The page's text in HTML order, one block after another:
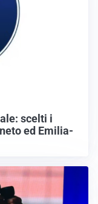
scelti i
ed Emilia-